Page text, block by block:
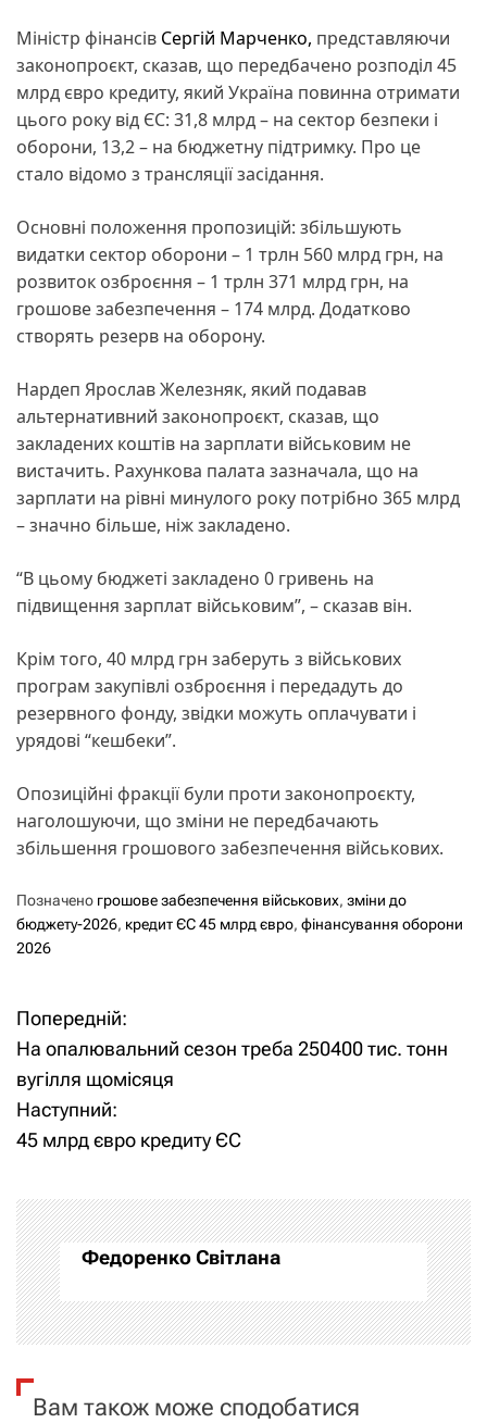
Міністр фінансів Сергій Марченко, представляючи
законопроєкт, сказав, що передбачено розподіл 45
млрд євро кредиту, який Україна повинна отримати
цього року від ЄС: 31,8 млрд – на сектор безпеки і
оборони, 13,2 – на бюджетну підтримку. Про це
стало відомо з трансляції засідання.
Основні положення пропозицій: збільшують
видатки сектор оборони – 1 трлн 560 млрд грн, на
розвиток озброєння – 1 трлн 371 млрд грн, на
грошове забезпечення – 174 млрд. Додатково
створять резерв на оборону.
Нардеп Ярослав Железняк, який подавав
альтернативний законопроєкт, сказав, що
закладених коштів на зарплати військовим не
вистачить. Рахункова палата зазначала, що на
зарплати на рівні минулого року потрібно 365 млрд
– значно більше, ніж закладено.
“В цьому бюджеті закладено 0 гривень на
підвищення зарплат військовим”, – сказав він.
Крім того, 40 млрд грн заберуть з військових
програм закупівлі озброєння і передадуть до
резервного фонду, звідки можуть оплачувати і
урядові “кешбеки”.
Опозиційні фракції були проти законопроєкту,
наголошуючи, що зміни не передбачають
збільшення грошового забезпечення військових.
Позначено грошове забезпечення військових, зміни до
бюджету-2026, кредит ЄС 45 млрд євро, фінансування оборони
2026
Н
а
в
г
а
ц
і
я
Попередній:
На опалювальний сезон треба 250400 тис. тонн
вугілля щомісяця
Наступний:
45 млрд євро кредиту ЄС
Федоренко Світлана
Вам також може сподобатися